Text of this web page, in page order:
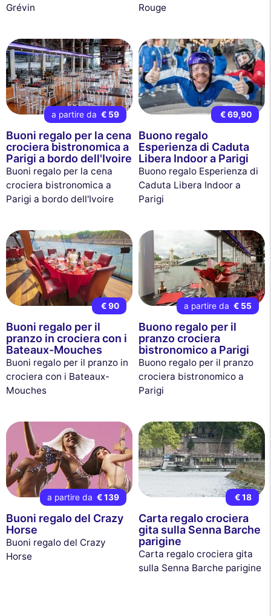
Grévin
Rouge
a partire da € 59
Buoni regalo per la cena
crociera bistronomica a
Parigi a bordo dell'Ivoire
Buoni regalo per la cena
crociera bistronomica a
Parigi a bordo dell'Ivoire
€ 69,90
Buono regalo
Esperienza di Caduta
Libera Indoor a Parigi
Buono regalo Esperienza di
Caduta Libera Indoor a
Parigi
€ 90
Buoni regalo per il
pranzo in crociera con i
Bateaux-Mouches
Buoni regalo per il pranzo in
crociera con i Bateaux-
Mouches
a partire da € 55
Buono regalo per il
pranzo crociera
bistronomico a Parigi
Buono regalo per il pranzo
crociera bistronomico a
Parigi
a partire da € 139
Buoni regalo del Crazy
Horse
Buoni regalo del Crazy
Horse
€ 18
Carta regalo crociera
gita sulla Senna Barche
parigine
Carta regalo crociera gita
sulla Senna Barche parigine